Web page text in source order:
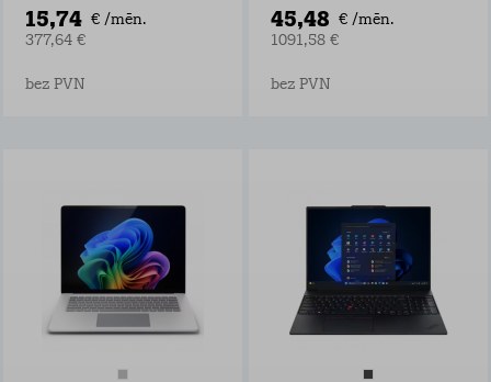
15,74 € /mēn.
377,64 €
bez PVN
45,48 € /mēn.
1091,58 €
bez PVN